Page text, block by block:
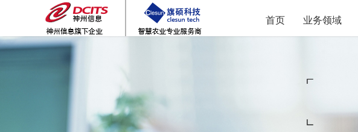
首页 业务领域